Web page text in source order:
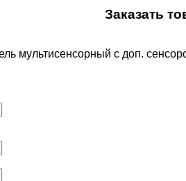
Заказать
мультисенсорный c доп.